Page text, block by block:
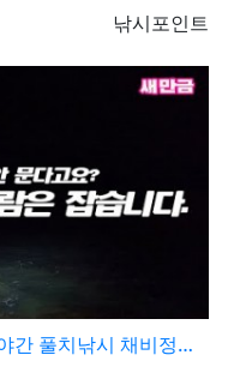
등록자
낚시포인트
낚시 채비정보 및 조황정보